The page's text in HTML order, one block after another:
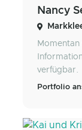
Nancy
verfügbar.
Portfolio